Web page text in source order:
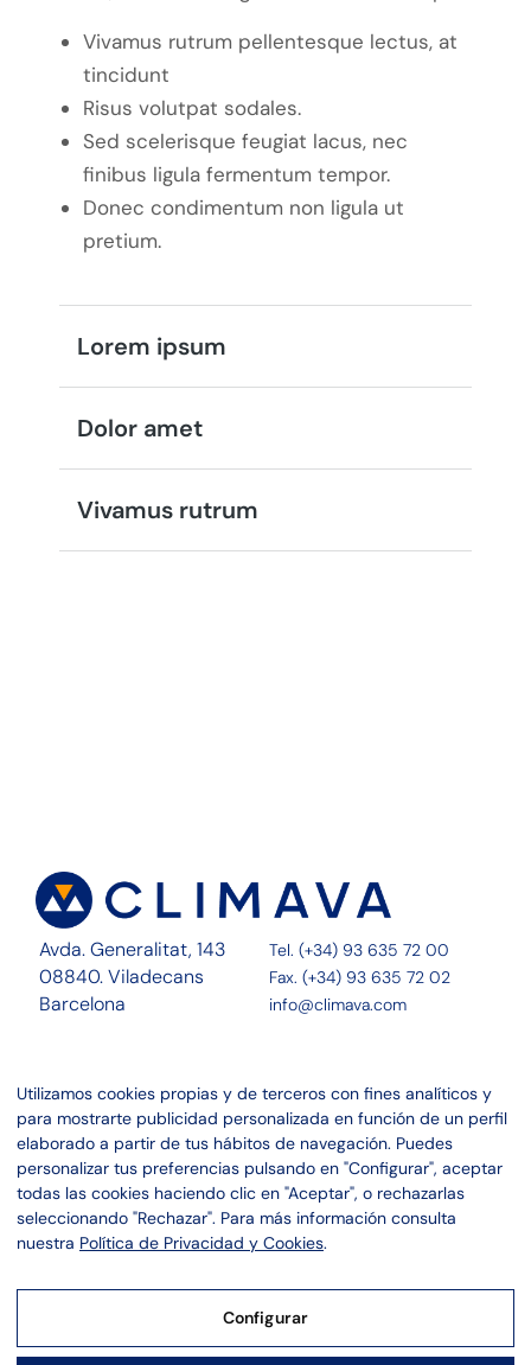
Vivamus rutrum pellentesque lectus, at
tincidunt
Risus volutpat sodales.
Sed scelerisque feugiat lacus, nec
finibus ligula fermentum tempor.
Donec condimentum non ligula ut
pretium.
Lorem ipsum
Dolor amet
Vivamus rutrum
Avda. Generalitat, 143
08840. Viladecans
Barcelona
Tel. (+34) 93 635 72 00
Fax. (+34) 93 635 72 02
info@climava.com
Servicios
Proyectos
Noticias
Canal ético
Linkedin
Instagram
Aviso legal
Política de privacidad
Política de cookies
Utilizamos cookies propias y de terceros con fines analíticos y
para mostrarte publicidad personalizada en función de un perfil
elaborado a partir de tus hábitos de navegación. Puedes
personalizar tus preferencias pulsando en "Configurar", aceptar
todas las cookies haciendo clic en "Aceptar", o rechazarlas
seleccionando "Rechazar". Para más información consulta
nuestra Política de Privacidad y Cookies.
Configurar